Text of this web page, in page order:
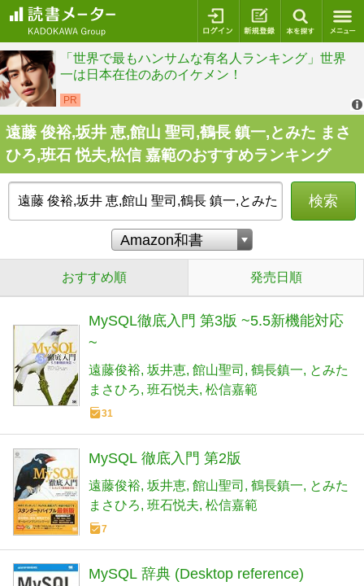
ログイン 新規登録
遠藤 俊裕,坂井 恵,館山 聖司,鶴長 鎮一,とみた まさ
ひろ,班石 悦夫,松信 嘉範のおすすめランキング
検索
おすすめ順 発売日順
MySQL徹底入門 第3版 ~5.5新機能対応
~
遠藤俊裕 坂井恵 館山聖司 鶴長鎮一
とみた
まさひろ 班石悦夫 松信嘉範
31
MySQL 徹底入門 第2版
遠藤俊裕 坂井恵 館山聖司 鶴長鎮一
とみた
まさひろ 班石悦夫 松信嘉範
7
MySQL 辞典 (Desktop reference)